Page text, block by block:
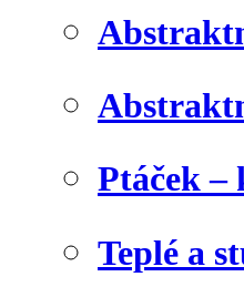
Ptáček –
Teplé a